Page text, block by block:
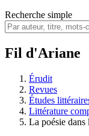
Recherche simple
Fil d'Ariane
Érudit
Revues
Études
Littérature
La poésie